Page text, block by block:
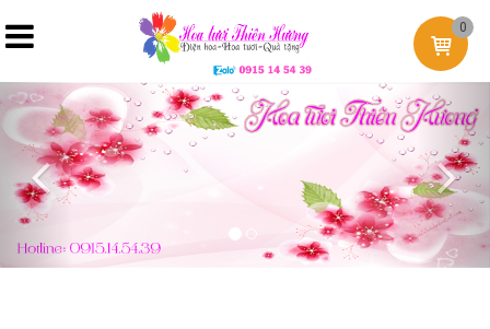
0
Previous